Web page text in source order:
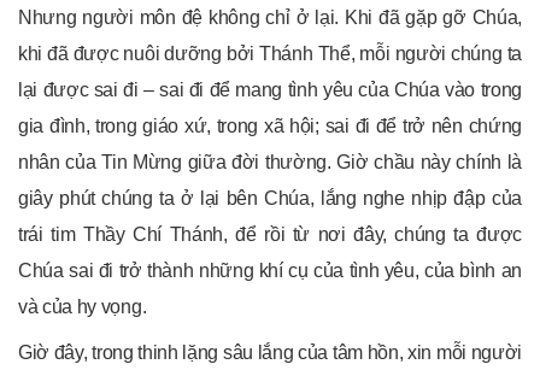
Nhưng người môn đệ không chỉ ở lại. Khi đã gặp gỡ Chúa,
khi đã được nuôi dưỡng bởi Thánh Thể, mỗi người chúng ta
lại được sai đi – sai đi để mang tình yêu của Chúa vào trong
gia đình, trong giáo xứ, trong xã hội; sai đi để trở nên chứng
nhân của Tin Mừng giữa đời thường. Giờ chầu này chính là
giây phút chúng ta ở lại bên Chúa, lắng nghe nhịp đập của
trái tim Thầy Chí Thánh, để rồi từ nơi đây, chúng ta được
Chúa sai đi trở thành những khí cụ của tình yêu, của bình an
và của hy vọng.
Giờ đây, trong thinh lặng sâu lắng của tâm hồn, xin mỗi người